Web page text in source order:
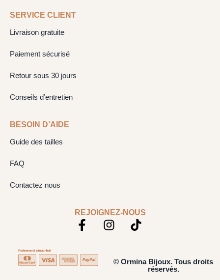
SERVICE CLIENT
Livraison gratuite
Paiement sécurisé
Retour sous 30 jours
Conseils d’entretien
BESOIN D’AIDE
Guide des tailles
FAQ
Contactez nous
REJOIGNEZ-NOUS
© Ormina Bijoux. Tous droits
réservés.